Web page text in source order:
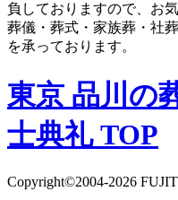
負しておりますので、お
葬儀・葬式・家族葬・社
を承っております。
東京 品川の
士典礼 TOP
Copyright©2004-2026